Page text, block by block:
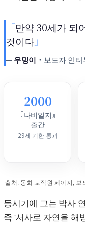
만약 30세가 되
것이다
우밍이 ，보도자 인
2000
『나비일지』
출간
29세 기한 통과
출처: 동화 교직원 페이지, 보
동시기에 그는 박사
즉 '서사로 자연을 해